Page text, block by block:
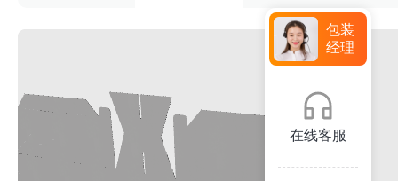
包装
经理
在线客服